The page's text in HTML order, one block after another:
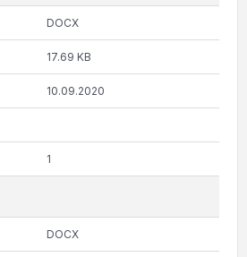
DOCX
17.69 KB
10.09.2020
1
DOCX